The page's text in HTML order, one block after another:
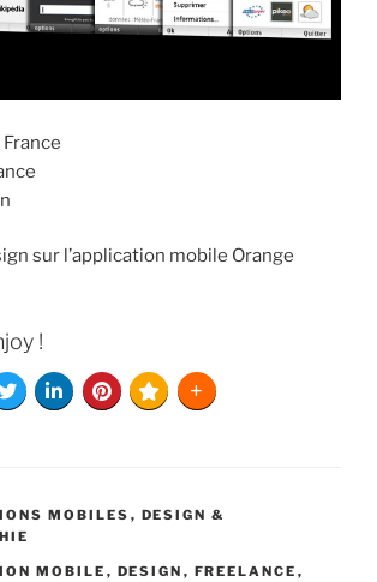
sur l’application mobile Orange
!
MOBILES , DESIGN &
MOBILE , DESIGN , FREELANCE ,